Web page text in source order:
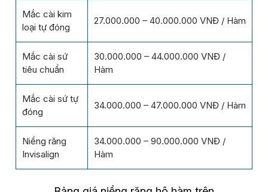
Mắc cài kim
loại tự đóng
27.000.000 – 40.000.000 VNĐ / Hàm
Mắc cài sứ
tiêu chuẩn
30.000.000 – 44.000.000 VNĐ /
Hàm
Mắc cài sứ tự
đóng
34.000.000 – 47.000.000 VNĐ / Hàm
Niềng răng
Invisalign
34.000.000 – 90.000.000 VNĐ /
Hàm